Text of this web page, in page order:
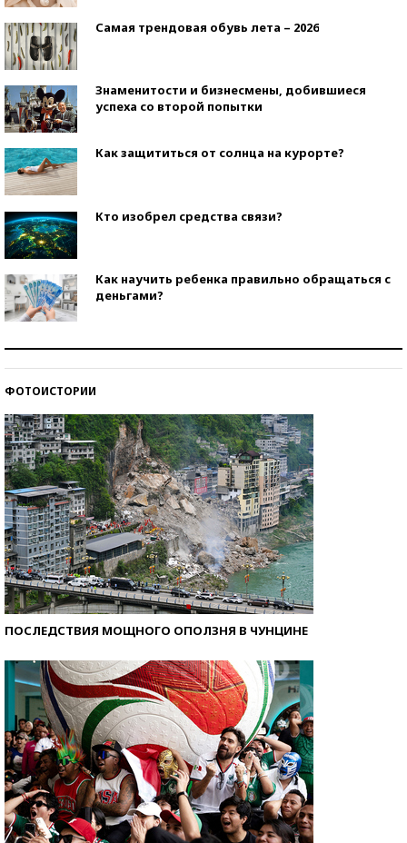
Самая трендовая обувь лета – 2026
Знаменитости и бизнесмены, добившиеся
успеха со второй попытки
Как защититься от солнца на курорте?
Кто изобрел средства связи?
Как научить ребенка правильно обращаться с
деньгами?
ФОТОИСТОРИИ
ПОСЛЕДСТВИЯ МОЩНОГО ОПОЛЗНЯ В ЧУНЦИНЕ